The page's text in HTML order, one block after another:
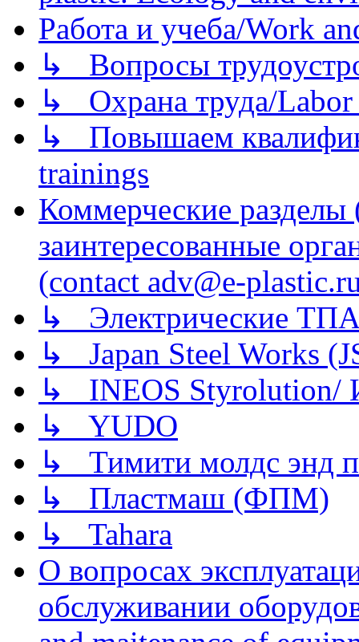
Работа и учеба/Work
↳ Вопросы
↳ Охрана труда/Labor
↳ Повышаем
trainings
Коммерческие
заинтересованные
(contact adv@e-
↳ Электрические
↳ Japan Steel Works
↳ INEOS
↳ YUDO
↳ Тимити молдс энд
↳ Пластмаш (ФПМ)
↳ Tahara
О вопросах
обслуживании